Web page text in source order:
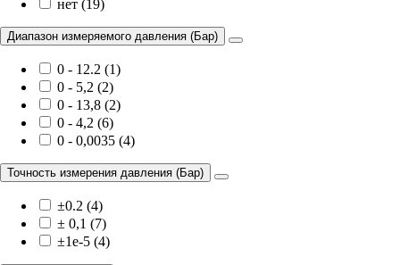
нет (19)
Диапазон измеряемого давления (Бар)
0 - 12.2 (1)
0 - 5,2 (2)
0 - 13,8 (2)
0 - 4,2 (6)
0 - 0,0035 (4)
Точность измерения давления (Бар)
±0.2 (4)
± 0,1 (7)
±1e-5 (4)